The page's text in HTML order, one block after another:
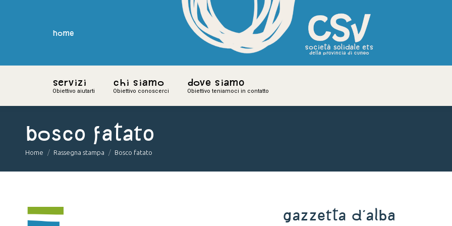
home
Servizi
Obiettivo aiutarti
Chi siamo
Obiettivo conoscerci
Dove siamo
Obiettivo teniamoci in contatto
Bosco fatato
You are here:
Home Rassegna stampa Bosco fatato
Gazzetta d'Alba
home
Servizi
Obiettivo aiutarti
Chi siamo
Obiettivo conoscerci
Dove siamo
Obiettivo teniamoci in contatto